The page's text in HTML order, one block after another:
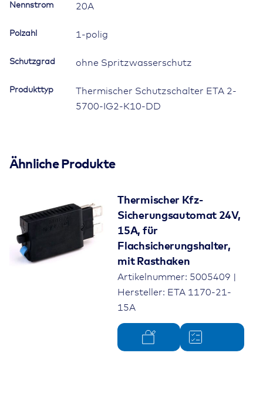
Nennstrom 20A
Polzahl 1-polig
Schutzgrad ohne Spritzwasserschutz
Produkttyp
Thermischer Schutzschalter ETA 2-
5700-IG2-K10-DD
Ähnliche Produkte
Thermischer Kfz-
Sicherungsautomat 24V,
15A, für
Flachsicherungshalter,
mit Rasthaken
Artikelnummer: 5005409 |
Hersteller: ETA 1170-21-
15A